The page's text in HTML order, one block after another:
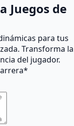
Juegos de
para tus
Transforma la
del jugador.
*